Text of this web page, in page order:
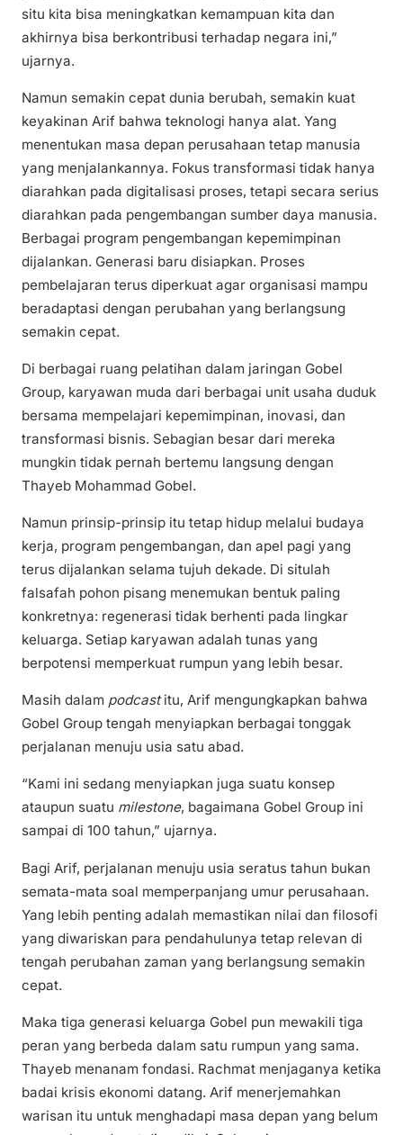
situ kita bisa meningkatkan kemampuan kita dan
akhirnya bisa berkontribusi terhadap negara ini,”
ujarnya.
Namun semakin cepat dunia berubah, semakin kuat
keyakinan Arif bahwa teknologi hanya alat. Yang
menentukan masa depan perusahaan tetap manusia
yang menjalankannya. Fokus transformasi tidak hanya
diarahkan pada digitalisasi proses, tetapi secara serius
diarahkan pada pengembangan sumber daya manusia.
Berbagai program pengembangan kepemimpinan
dijalankan. Generasi baru disiapkan. Proses
pembelajaran terus diperkuat agar organisasi mampu
beradaptasi dengan perubahan yang berlangsung
semakin cepat.
Di berbagai ruang pelatihan dalam jaringan Gobel
Group, karyawan muda dari berbagai unit usaha duduk
bersama mempelajari kepemimpinan, inovasi, dan
transformasi bisnis. Sebagian besar dari mereka
mungkin tidak pernah bertemu langsung dengan
Thayeb Mohammad Gobel.
Namun prinsip-prinsip itu tetap hidup melalui budaya
kerja, program pengembangan, dan apel pagi yang
terus dijalankan selama tujuh dekade. Di situlah
falsafah pohon pisang menemukan bentuk paling
konkretnya: regenerasi tidak berhenti pada lingkar
keluarga. Setiap karyawan adalah tunas yang
berpotensi memperkuat rumpun yang lebih besar.
Masih dalam podcastitu, Arif mengungkapkan bahwa
Gobel Group tengah menyiapkan berbagai tonggak
perjalanan menuju usia satu abad.
“Kami ini sedang menyiapkan juga suatu konsep
ataupun suatu milestone, bagaimana Gobel Group ini
sampai di 100 tahun,” ujarnya.
Bagi Arif, perjalanan menuju usia seratus tahun bukan
semata-mata soal memperpanjang umur perusahaan.
Yang lebih penting adalah memastikan nilai dan filosofi
yang diwariskan para pendahulunya tetap relevan di
tengah perubahan zaman yang berlangsung semakin
cepat.
Maka tiga generasi keluarga Gobel pun mewakili tiga
peran yang berbeda dalam satu rumpun yang sama.
Thayeb menanam fondasi. Rachmat menjaganya ketika
badai krisis ekonomi datang. Arif menerjemahkan
warisan itu untuk menghadapi masa depan yang belum